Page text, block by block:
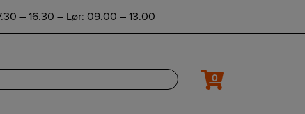
– 16.30 – Lør: 09.00 – 13.00
0